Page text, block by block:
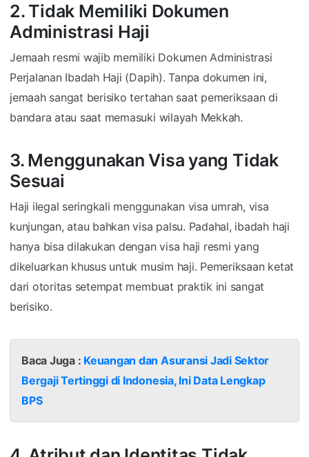
2. Tidak Memiliki Dokumen
Administrasi Haji
Jemaah resmi wajib memiliki Dokumen Administrasi
Perjalanan Ibadah Haji (Dapih). Tanpa dokumen ini,
jemaah sangat berisiko tertahan saat pemeriksaan di
bandara atau saat memasuki wilayah Mekkah.
3. Menggunakan Visa yang Tidak
Sesuai
Haji ilegal seringkali menggunakan visa umrah, visa
kunjungan, atau bahkan visa palsu. Padahal, ibadah haji
hanya bisa dilakukan dengan visa haji resmi yang
dikeluarkan khusus untuk musim haji. Pemeriksaan ketat
dari otoritas setempat membuat praktik ini sangat
berisiko.
Baca Juga : Keuangan dan Asuransi Jadi Sektor
Bergaji Tertinggi di Indonesia, Ini Data Lengkap
BPS